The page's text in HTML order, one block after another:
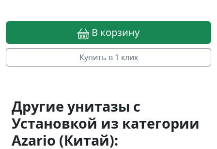
В корзину
Купить в 1 клик
Другие унитазы с
Установкой из категории
Azario (Китай):